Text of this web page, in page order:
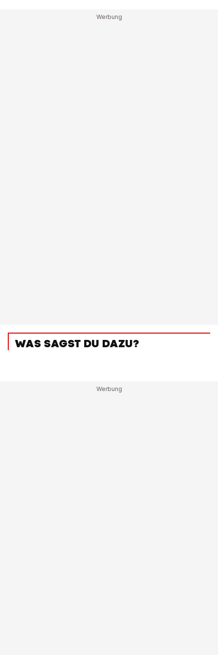
WAS SAGST DU DAZU?